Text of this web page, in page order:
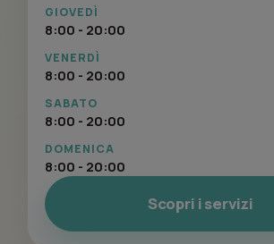
GIOVEDÌ
8:00 - 20:00
VENERDÌ
8:00 - 20:00
SABATO
8:00 - 20:00
DOMENICA
8:00 - 20:00
Scopri i servizi